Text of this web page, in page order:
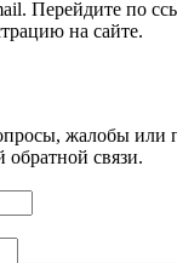
Перейдите по
на сайте.
жалобы
обратной связи.